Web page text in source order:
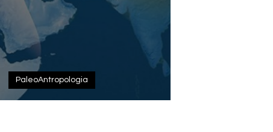
e NEANDERTAIS: O
PERDIDO?
PaleoAntropologia